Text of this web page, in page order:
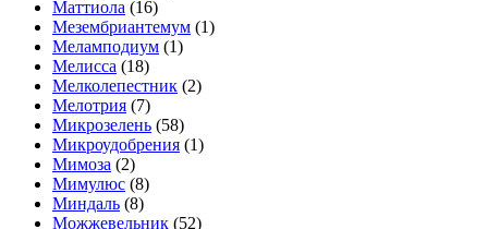
Маттиола (16)
Мезембриантемум (1)
Меламподиум (1)
Мелисса (18)
Мелколепестник (2)
Мелотрия (7)
Микрозелень (58)
Микроудобрения (1)
Мимоза (2)
Мимулюс (8)
Миндаль (8)
Можжевельник (52)